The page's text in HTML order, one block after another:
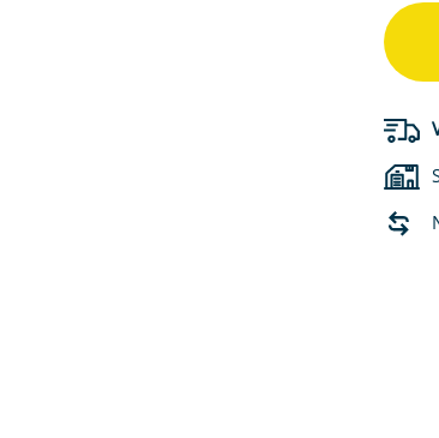
MOAI
peddel
zwart